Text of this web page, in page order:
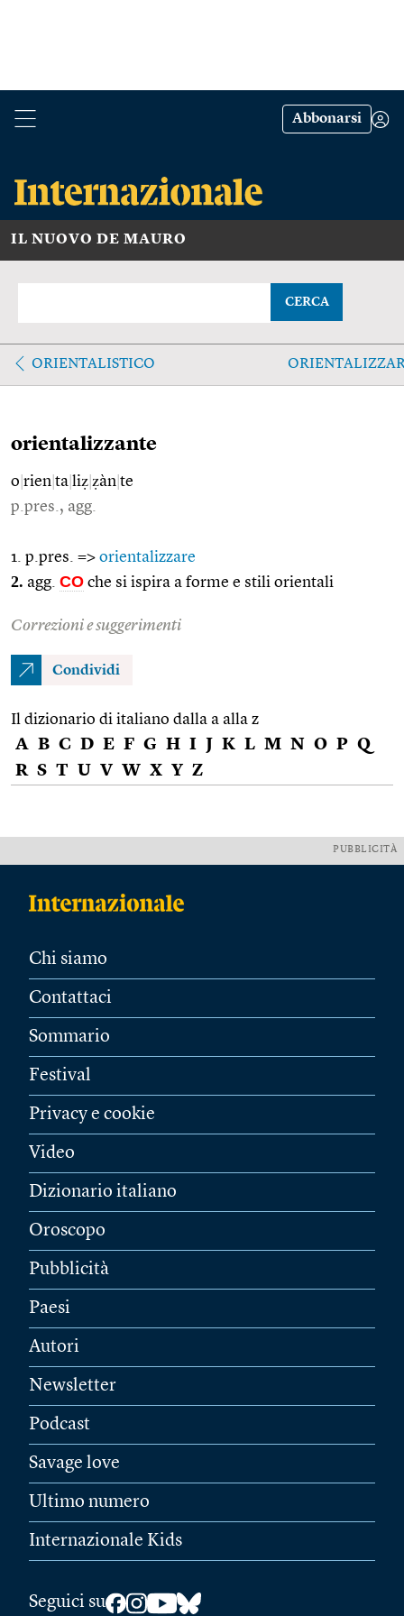
Abbonarsi
IL NUOVO DE MAURO
CERCA
ORIENTALISTICO
orientalizzante
o rien ta liẓ ẓàn te
p.pres., agg.
1. p.pres. => orientalizzare
2. agg. CO che si ispira a forme e stili orientali
Correzioni e suggerimenti
Condividi
Il dizionario di italiano dalla a alla z
A B C D E F G H I J K L M N O P Q
R S T U V W X Y Z
PUBBLICITÀ
Chi siamo
Contattaci
Sommario
Festival
Privacy e cookie
Video
Dizionario italiano
Oroscopo
Pubblicità
Paesi
Autori
Newsletter
Podcast
Savage love
Ultimo numero
Internazionale Kids
Seguici su